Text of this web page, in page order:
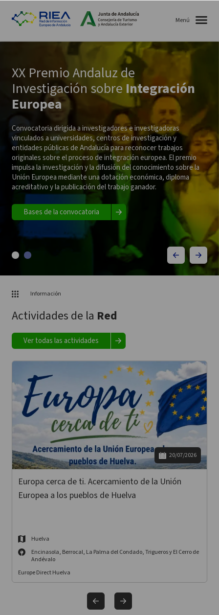
Menú
XX Premio Andaluz de
Investigación sobre Integración
Europea
Convocatoria dirigida a investigadores e investigadoras
vinculados a universidades, centros de investigación y
entidades públicas de Andalucía para reconocer trabajos
originales sobre el proceso de integración europea. El premio
impulsa la investigación y la difusión del conocimiento sobre la
Unión Europea mediante una dotación económica, diploma
acreditativo y la publicación del trabajo ganador.
Bases de la convocatoria
Información
Actividades de la Red
Ver todas las actividades
20/07/2026
Europa cerca de ti. Acercamiento de la Unión
Europea a los pueblos de Huelva
Huelva
Encinasola, Berrocal, La Palma del Condado, Trigueros y El Cerro de
Andévalo
Europe Direct Huelva